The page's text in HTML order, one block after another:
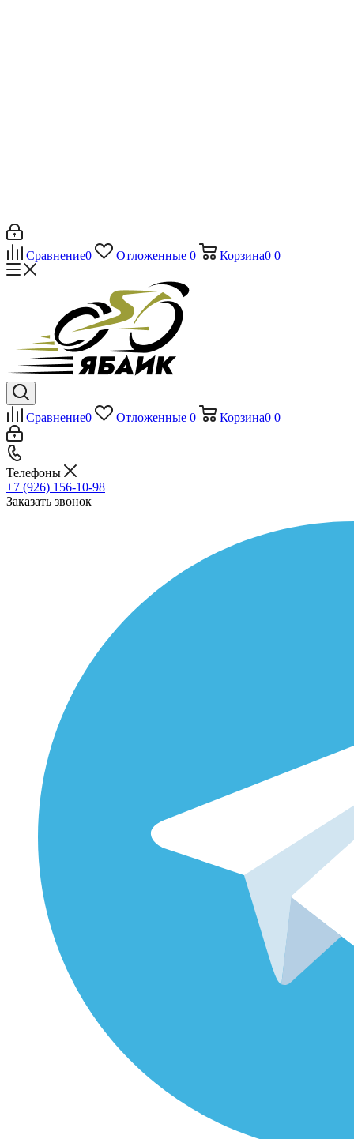
Сравнение0 Отложенные 0 Корзина0 0
Сравнение0 Отложенные 0 Корзина0 0
Телефоны
+7 (926) 156-10-98
Заказать звонок